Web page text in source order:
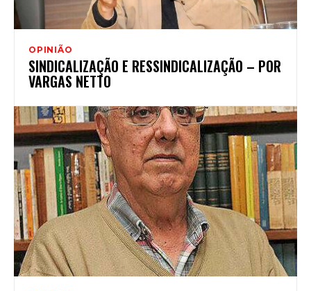
OPINIÃO
SINDICALIZAÇÃO E RESSINDICALIZAÇÃO – POR
VARGAS NETTO